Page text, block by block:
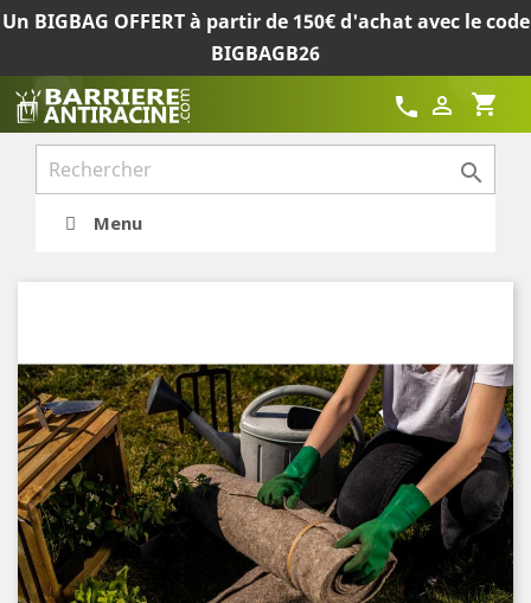
Un BIGBAG OFFERT à partir de 150€ d'achat avec le code
BIGBAGB26
shopping_cart

call

Menu